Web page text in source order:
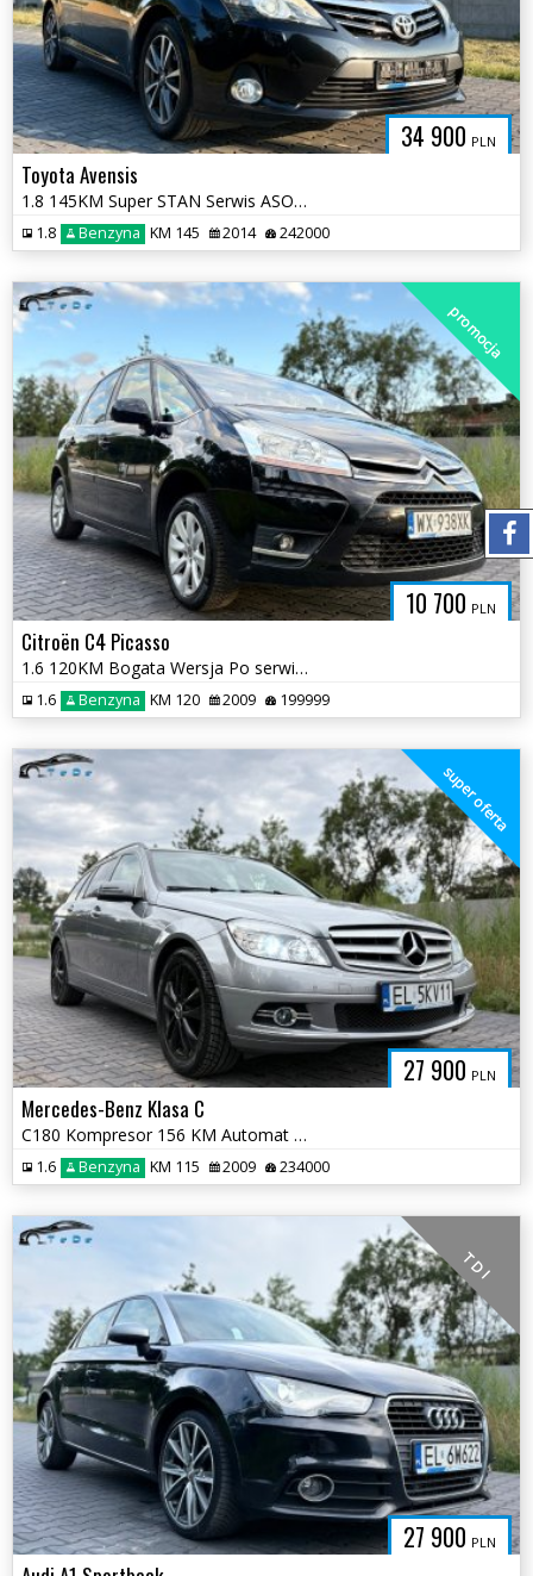
34 900 PLN
Toyota Avensis
1.8 145KM Super STAN Serwis ASO 2 kluczyki 2 komplety Opon Bogata Wers
1.8 Benzyna KM 145 2014 242000
10 700 PLN
promocja
Citroën C4 Picasso
1.6 120KM Bogata Wersja Po serwisach 2 kluczyki Ważne Opłaty Panorama
1.6 Benzyna KM 120 2009 199999
27 900 PLN
super oferta
Mercedes-Benz Klasa C
C180 Kompresor 156 KM Automat PERFEKCYJNY STAN 2 kpl. kół na alusach
1.6 Benzyna KM 115 2009 234000
27 900 PLN
T D I